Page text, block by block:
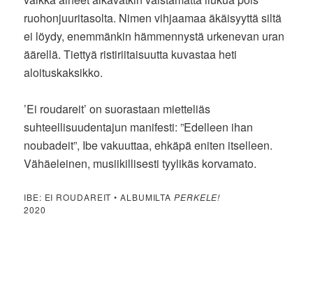
ruohonjuuritasolta. Nimen vihjaamaa äkäisyyttä siltä
ei löydy, enemmänkin hämmennystä urkenevan uran
äärellä. Tiettyä ristiriitaisuutta kuvastaa heti
aloituskaksikko.
’Ei roudareit’ on suorastaan mietteliäs
suhteellisuudentajun manifesti: ”Edelleen ihan
noubadeit”, Ibe vakuuttaa, ehkäpä eniten itselleen.
Vähäeleinen, musiikillisesti tyylikäs korvamato.
IBE: EI ROUDAREIT • ALBUMILTAPERKELE!
2020